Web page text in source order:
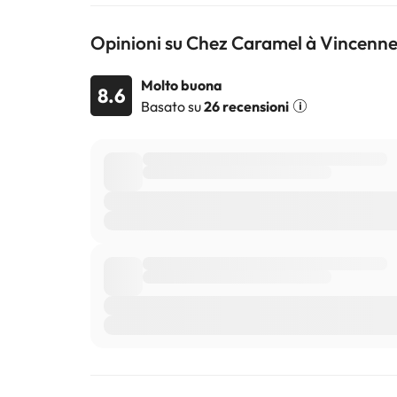
Opinioni su Chez Caramel à
8.6
Molto buona
Basato su26 recensioni